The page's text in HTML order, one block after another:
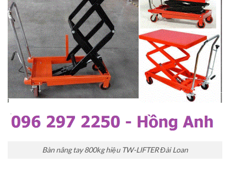
Bàn nâng tay 800kg hiệu TW-LIFTER Đài Loan